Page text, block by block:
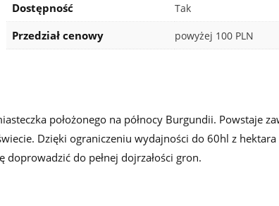
Dostępność Tak
Przedział cenowy powyżej 100 PLN
położonego na północy Burgundii. Powstaje
Dzięki ograniczeniu wydajności do 60hl z
do pełnej dojrzałości gron.